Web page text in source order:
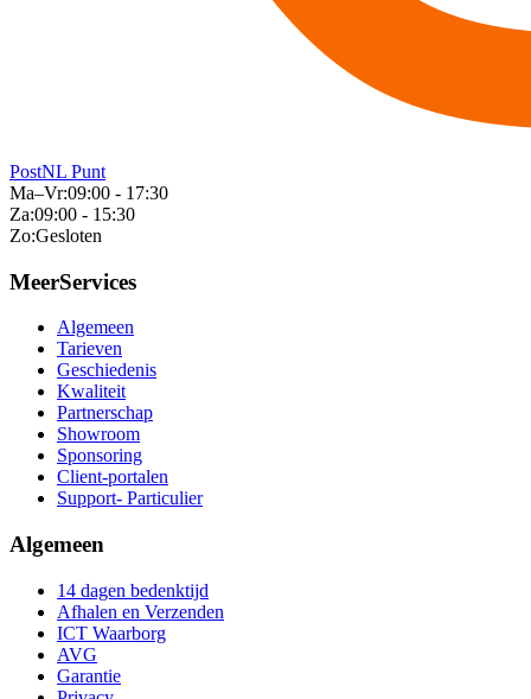
PostNL Punt
Ma–Vr:09:00 - 17:30
Za:09:00 - 15:30
Zo:Gesloten
MeerServices
Algemeen
Tarieven
Geschiedenis
Kwaliteit
Partnerschap
Showroom
Sponsoring
Client-portalen
Support- Particulier
Algemeen
14 dagen bedenktijd
Afhalen en Verzenden
ICT Waarborg
AVG
Garantie